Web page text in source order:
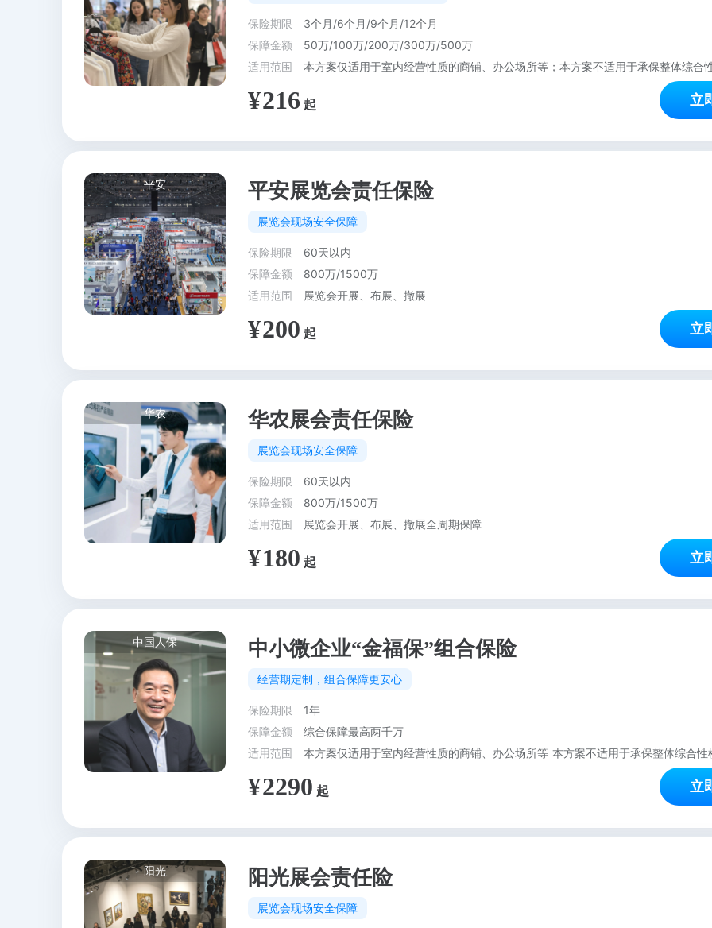
保险期限
3个月/6个月/9个月/12个月
保障金额
50万/100万/200万/300万/500万
适用范围
216 立
平安 平安展览会责任保险
展览会现场安全保障
保险期限
60天以内
保障金额
800万/1500万
适用范围
展览会开展、布展、撤展
200 立
华农 华农展会责任保险
展览会现场安全保障
保险期限
60天以内
保障金额
800万/1500万
适用范围
展览会开展、布展、撤展全周期保障
180 立
中国人保 中小微企业“金福保”组合保险
经营期定制，组合保障更安心
保险期限
1年
保障金额
综合保障最高两千万
适用范围
2290 立
阳光 阳光展会责任险
展览会现场安全保障